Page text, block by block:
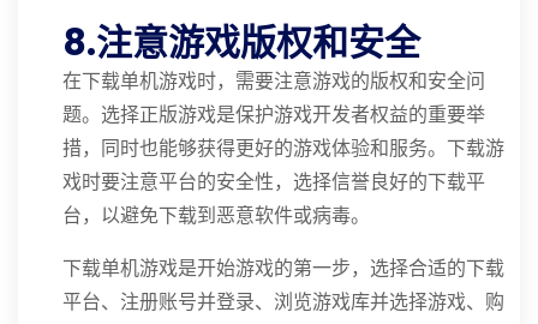
8.注意游戏版权和安全
在下载单机游戏时，需要注意游戏的版权和安全问
题。选择正版游戏是保护游戏开发者权益的重要举
措，同时也能够获得更好的游戏体验和服务。下载游
戏时要注意平台的安全性，选择信誉良好的下载平
台，以避免下载到恶意软件或病毒。
下载单机游戏是开始游戏的第一步，选择合适的下载
平台、注册账号并登录、浏览游戏库并选择游戏、购